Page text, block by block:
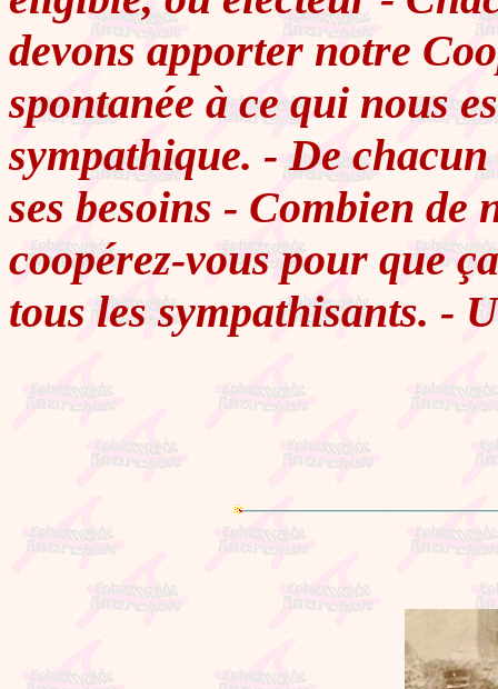
devons apporter notre
spontanée à ce qui nous
sympathique. - De
ses besoins - Combien de
coopérez-vous pour que
tous les sympathisants. -